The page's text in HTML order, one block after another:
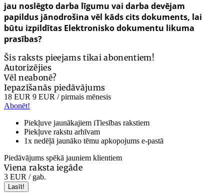
jau noslēgto darba līgumu vai darba devējam
papildus jānodrošina vēl kāds cits dokuments, lai
būtu izpildītas Elektronisko dokumentu likuma
prasības?
Šis raksts pieejams tikai abonentiem!
Autorizējies
Vēl neabonē?
Iepazīšanās piedāvājums
18 EUR 9 EUR / pirmais mēnesis
Abonēt!
Piekļuve jaunākajiem iTiesības rakstiem
Piekļuve rakstu arhīvam
1x nedēļā jaunāko tēmu apkopojums e-pastā
Piedāvājums spēkā jauniem klientiem
Viena raksta iegāde
3 EUR / gab.
Lasīt!